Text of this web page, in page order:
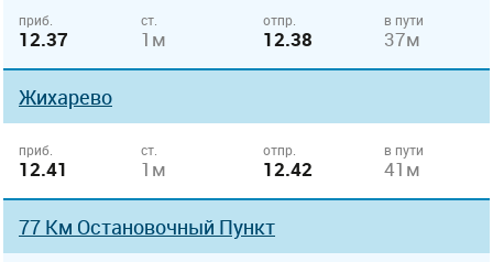
приб.
12.37
ст.
1м
отпр.
12.38
в пути
37м
Жихарево
приб.
12.41
ст.
1м
отпр.
12.42
в пути
41м
77 Км Остановочный Пункт